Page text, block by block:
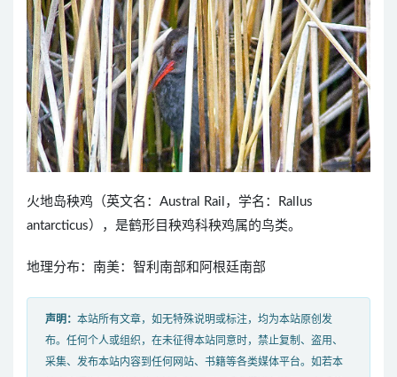
火地岛秧鸡（英文名：Austral Rail，学名：Rallus
antarcticus），是鹤形目秧鸡科秧鸡属的鸟类。
地理分布：南美：智利南部和阿根廷南部
声明： 本站所有文章，如无特殊说明或标注，均为本站原创发
布。任何个人或组织，在未征得本站同意时，禁止复制、盗用、
采集、发布本站内容到任何网站、书籍等各类媒体平台。如若本